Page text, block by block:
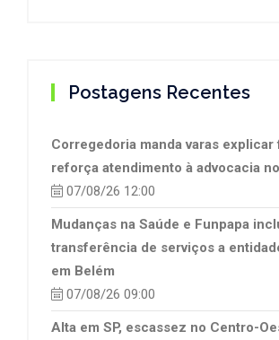
Postagens Recentes
Corregedoria manda varas explicar
reforça atendimento à advocacia
07/08/26 12:00
Mudanças na Saúde e Funpapa
transferência de serviços a
em Belém
07/08/26 09:00
Alta em SP, escassez no Centro-